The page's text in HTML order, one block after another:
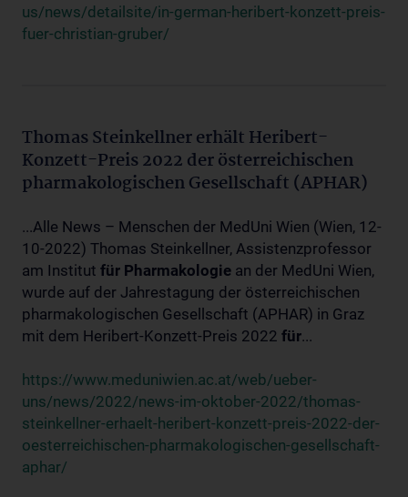
us/news/detailsite/in-german-heribert-konzett-preis-
fuer-christian-gruber/
Thomas Steinkellner erhält Heribert-
Konzett-Preis 2022 der österreichischen
pharmakologischen Gesellschaft (APHAR)
...Alle News – Menschen der MedUni Wien (Wien, 12-
10-2022) Thomas Steinkellner, Assistenzprofessor
am Institut für Pharmakologie an der MedUni Wien,
wurde auf der Jahrestagung der österreichischen
pharmakologischen Gesellschaft (APHAR) in Graz
mit dem Heribert-Konzett-Preis 2022 für...
https://www.meduniwien.ac.at/web/ueber-
uns/news/2022/news-im-oktober-2022/thomas-
steinkellner-erhaelt-heribert-konzett-preis-2022-der-
oesterreichischen-pharmakologischen-gesellschaft-
aphar/